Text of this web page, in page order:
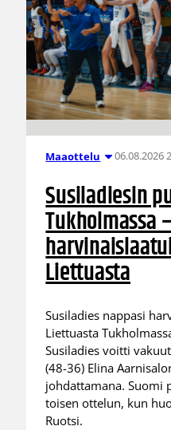
Maaottelu 06.08.2026
Susiladiesin
Tukholmassa
Liettuasta
Susiladies nappasi
Liettuasta
Susiladies voitti
(48-36) Elina
johdattamana. Suomi
toisen ottelun, kun
Ruotsi.